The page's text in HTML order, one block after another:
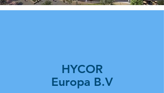
HYCOR
Europa B.V